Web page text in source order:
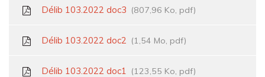
Délib 103.2022 doc3 807,96 Ko, pdf
Délib 103.2022 doc2 1,54 Mo, pdf
Délib 103.2022 doc1 123,55 Ko, pdf